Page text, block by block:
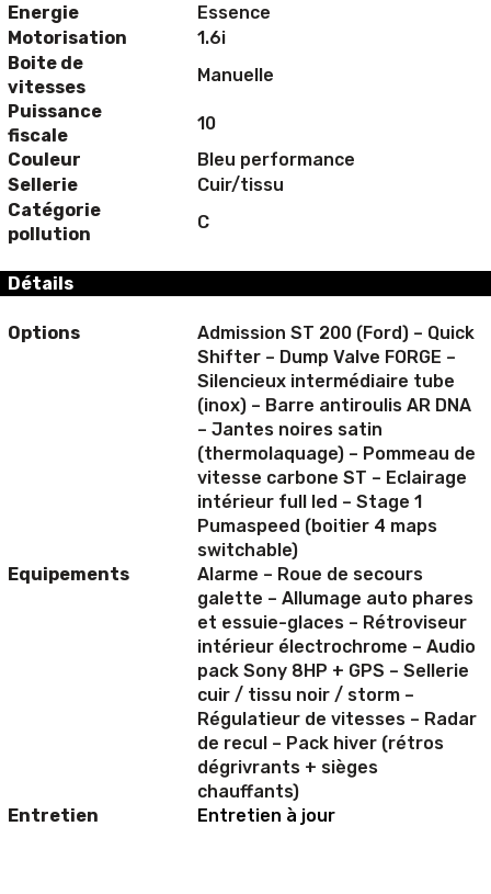
Energie
Essence
Motorisation
1.6i
Boite de
vitesses
Manuelle
Puissance
fiscale
10
Couleur
Bleu performance
Sellerie
Cuir/tissu
Catégorie
pollution
C
Détails
Options
Admission ST 200 (Ford) – Quick
Shifter – Dump Valve FORGE –
Silencieux intermédiaire tube
(inox) – Barre antiroulis AR DNA
– Jantes noires satin
(thermolaquage) – Pommeau de
vitesse carbone ST – Eclairage
intérieur full led – Stage 1
Pumaspeed (boitier 4 maps
switchable)
Equipements
Alarme – Roue de secours
galette – Allumage auto phares
et essuie-glaces – Rétroviseur
intérieur électrochrome – Audio
pack Sony 8HP + GPS – Sellerie
cuir / tissu noir / storm –
Régulatieur de vitesses – Radar
de recul – Pack hiver (rétros
dégrivrants + sièges
chauffants)
Entretien
Entretien à jour